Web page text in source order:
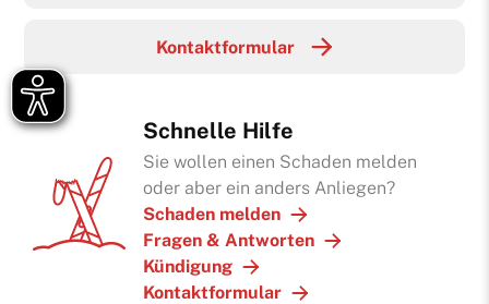
Kontaktformular
Schnelle Hilfe
Sie wollen einen Schaden melden
oder aber ein anders Anliegen?
Schaden melden
Fragen & Antworten
Kündigung
Kontaktformular